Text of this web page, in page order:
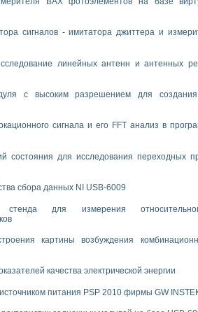
оконечного устройства по
при пуске
лабораторного практикума
и оптических монокристаллов
цепи и сигналы»
полигармонической экстраполяции
сигналов - имитатора джиттера и
линейных антенн и антенных
с высоким разрешением для
сигнала и его FFT анализ в
состояния для исследования переходных
сбора данных NI USB-6009
стенда для измерения
картины возбуждения
качества электрической энергии
питания PSP 2010 фирмы GW